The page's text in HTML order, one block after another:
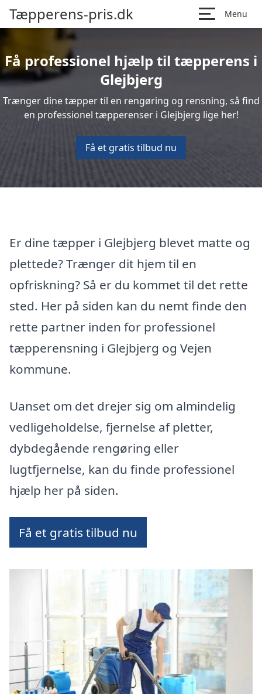
Tæpperens-pris.dk Menu
Få professionel hjælp til tæpperens i
Glejbjerg
Trænger dine tæpper til en rengøring og rensning, så find
en professionel tæpperenser i Glejbjerg lige her!
Få et gratis tilbud nu
Er dine tæpper i Glejbjerg blevet matte og
plettede? Trænger dit hjem til en
opfriskning? Så er du kommet til det rette
sted. Her på siden kan du nemt finde den
rette partner inden for professionel
tæpperensning i Glejbjerg og Vejen
kommune.
Uanset om det drejer sig om almindelig
vedligeholdelse, fjernelse af pletter,
dybdegående rengøring eller
lugtfjernelse, kan du finde professionel
hjælp her på siden.
Få et gratis tilbud nu